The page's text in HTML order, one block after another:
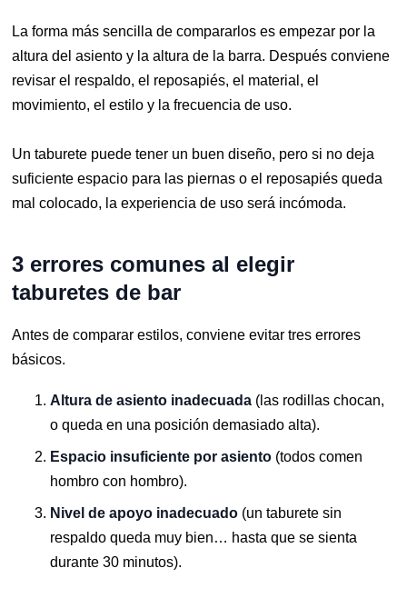
La forma más sencilla de compararlos es empezar por la
altura del asiento y la altura de la barra. Después conviene
revisar el respaldo, el reposapiés, el material, el
movimiento, el estilo y la frecuencia de uso.
Un taburete puede tener un buen diseño, pero si no deja
suficiente espacio para las piernas o el reposapiés queda
mal colocado, la experiencia de uso será incómoda.
3 errores comunes al elegir
taburetes de bar
Antes de comparar estilos, conviene evitar tres errores
básicos.
Altura de asiento inadecuada (las rodillas chocan,
o queda en una posición demasiado alta).
Espacio insuficiente por asiento (todos comen
hombro con hombro).
Nivel de apoyo inadecuado (un taburete sin
respaldo queda muy bien… hasta que se sienta
durante 30 minutos).